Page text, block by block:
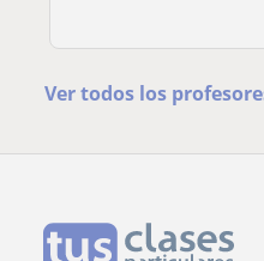
Ver todos los